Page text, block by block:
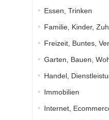
Essen, Trinken
Familie, Kinder,
Freizeit, Buntes,
Garten, Bauen,
Handel,
Immobilien
Internet,